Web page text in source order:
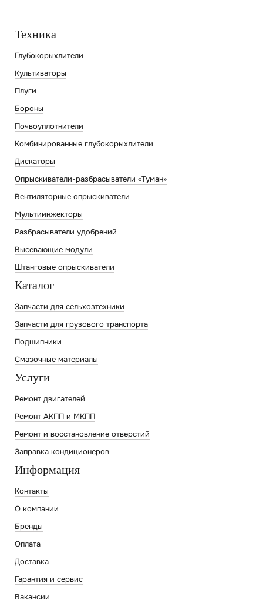
Техника
Глубокорыхлители
Культиваторы
Плуги
Бороны
Почвоуплотнители
Комбинированные глубокорыхлители
Дискаторы
Опрыскиватели-разбрасыватели «Туман»
Вентиляторные опрыскиватели
Мультиинжекторы
Разбрасыватели удобрений
Высевающие модули
Штанговые опрыскиватели
Каталог
Запчасти для сельхозтехники
Запчасти для грузового транспорта
Подшипники
Смазочные материалы
Услуги
Ремонт двигателей
Ремонт АКПП и МКПП
Ремонт и восстановление отверстий
Заправка кондиционеров
Информация
Контакты
О компании
Бренды
Оплата
Доставка
Гарантия и сервис
Вакансии